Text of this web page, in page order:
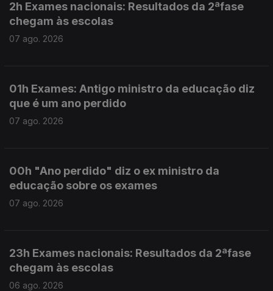
2h Exames nacionais: Resultados da 2ªfase
chegam às escolas
07 ago. 2026
01h Exames: Antigo ministro da educação diz
que é um ano perdido
07 ago. 2026
00h "Ano perdido" diz o ex ministro da
educação sobre os exames
07 ago. 2026
23h Exames nacionais: Resultados da 2ªfase
chegam às escolas
06 ago. 2026